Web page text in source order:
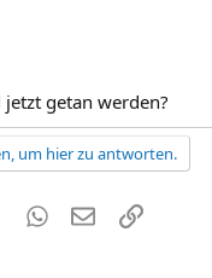
getan werden?
um hier zu antworten.
Tumblr WhatsApp
E-MailLink